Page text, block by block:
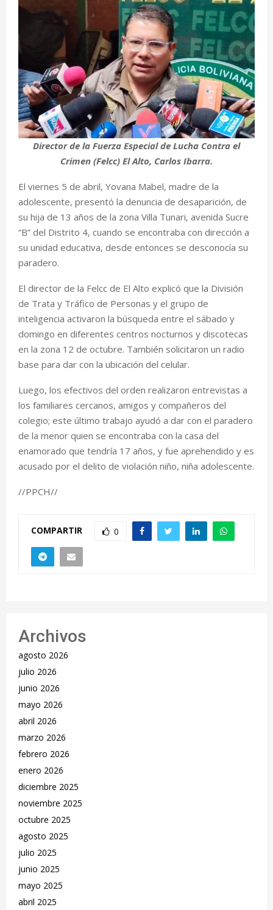
Director de la Fuerza Especial de Lucha Contra el
Crimen (Felcc) El Alto, Carlos Ibarra.
El viernes 5 de abril, Yovana Mabel, madre de la
adolescente, presentó la denuncia de desaparición, de
su hija de 13 años de la zona Villa Tunari, avenida Sucre
“B” del Distrito 4, cuando se encontraba con dirección a
su unidad educativa, desde entonces se desconocía su
paradero.
El director de la Felcc de El Alto explicó que la División
de Trata y Tráfico de Personas y el grupo de
inteligencia activaron la búsqueda entre el sábado y
domingo en diferentes centros nocturnos y discotecas
en la zona 12 de octubre. También solicitaron un radio
base para dar con la ubicación del celular.
Luego, los efectivos del orden realizaron entrevistas a
los familiares cercanos, amigos y compañeros del
colegio; este último trabajo ayudó a dar con el paradero
de la menor quien se encontraba con la casa del
enamorado que tendría 17 años, y fue aprehendido y es
acusado por el delito de violación niño, niña adolescente.
//PPCH//
COMPARTIR 0
Archivos
agosto 2026
julio 2026
junio 2026
mayo 2026
abril 2026
marzo 2026
febrero 2026
enero 2026
diciembre 2025
noviembre 2025
octubre 2025
agosto 2025
julio 2025
junio 2025
mayo 2025
abril 2025